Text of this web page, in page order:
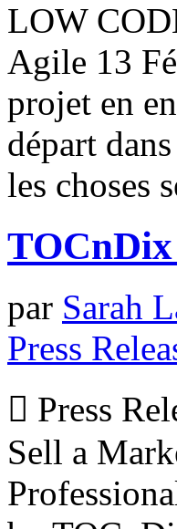
LOW
Agile 13
projet en
départ
les choses
par Sarah
Press
 Press
Sell a